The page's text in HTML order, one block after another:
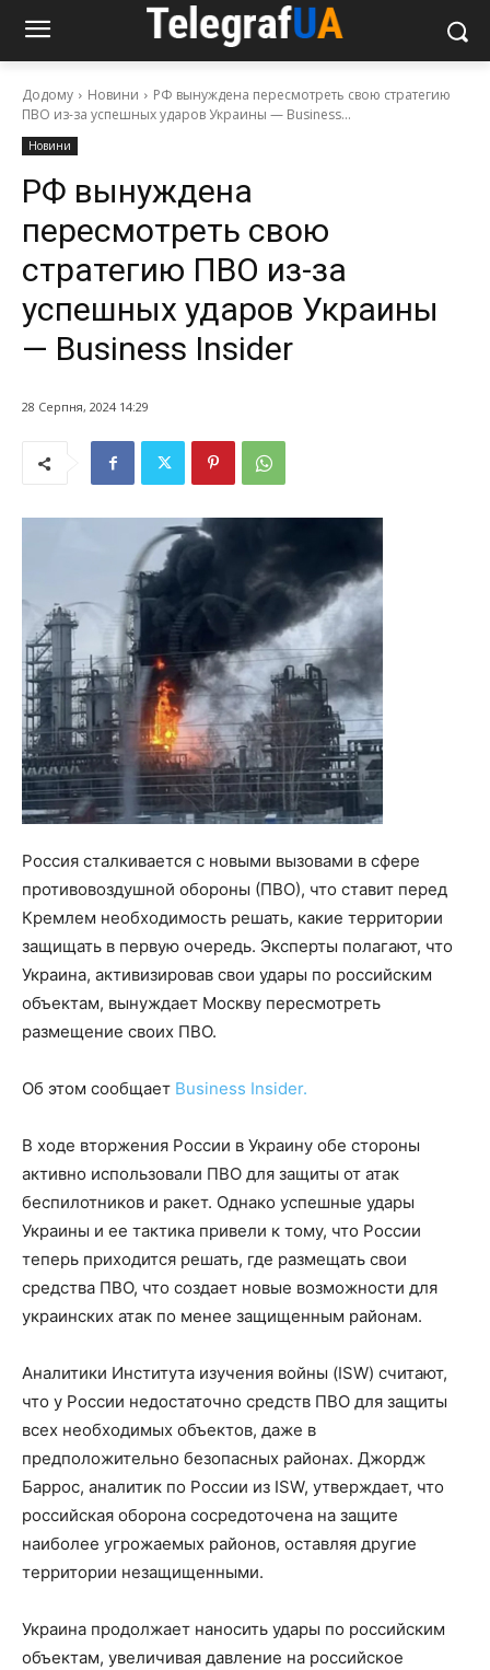
Додому Новини
РФ вынуждена пересмотреть свою стратегию
ПВО из-за успешных ударов Украины — Business...
Новини
РФ вынуждена
пересмотреть свою
стратегию ПВО из-за
успешных ударов Украины
— Business Insider
28 Серпня, 2024 14:29
Россия сталкивается с новыми вызовами в сфере
противовоздушной обороны (ПВО), что ставит перед
Кремлем необходимость решать, какие территории
защищать в первую очередь. Эксперты полагают, что
Украина, активизировав свои удары по российским
объектам, вынуждает Москву пересмотреть
размещение своих ПВО.
Об этом сообщает Business Insider.
В ходе вторжения России в Украину обе стороны
активно использовали ПВО для защиты от атак
беспилотников и ракет. Однако успешные удары
Украины и ее тактика привели к тому, что России
теперь приходится решать, где размещать свои
средства ПВО, что создает новые возможности для
украинских атак по менее защищенным районам.
Аналитики Института изучения войны (ISW) считают,
что у России недостаточно средств ПВО для защиты
всех необходимых объектов, даже в
предположительно безопасных районах. Джордж
Баррос, аналитик по России из ISW, утверждает, что
российская оборона сосредоточена на защите
наиболее угрожаемых районов, оставляя другие
территории незащищенными.
Украина продолжает наносить удары по российским
объектам, увеличивая давление на российское